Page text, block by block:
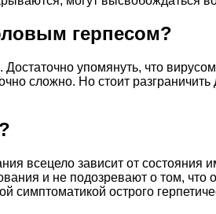
герпесом?
упомянуть, что
сложно. Но стоит
всецело зависит от состояния
и не подозревают о том, что
симптоматикой острого